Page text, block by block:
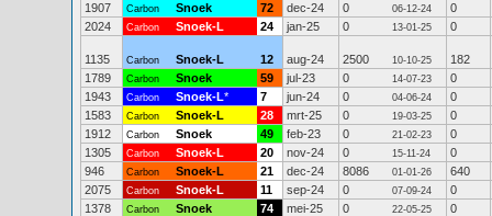
1907
Carbon Snoek 72 dec-24 0 06-12-24
0
2024
Carbon Snoek-L 24 jan-25 0 13-01-25 0
1135 Carbon Snoek-L 12 aug-24 2500 10-10-25
182
1789
Carbon Snoek 59 jul-23 0 14-07-23
0
1943
Carbon Snoek-L* 7 jun-24 0 04-06-24
0
1583
Carbon Snoek-L 28 mrt-25 0 19-03-25
0
1912
Carbon Snoek 49 feb-23 0 21-02-23
0
1305
Carbon Snoek-L 20 nov-24 0 15-11-24
0
946
Carbon Snoek-L 21 dec-24 8086 01-01-26
640
2075
Carbon Snoek-L 11 sep-24 0 07-09-24
0
1378
Carbon Snoek 74 mei-25 0 22-05-25
0